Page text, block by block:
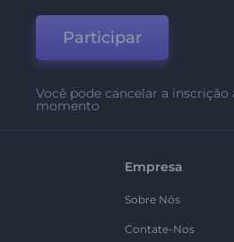
Participar
Você pode cancelar a inscrição
momento
Empresa
Sobre Nós
Contate-Nos